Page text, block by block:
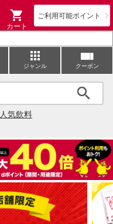
ご利用可能ポイント
カート
ジャンル クーポン
人気飲料